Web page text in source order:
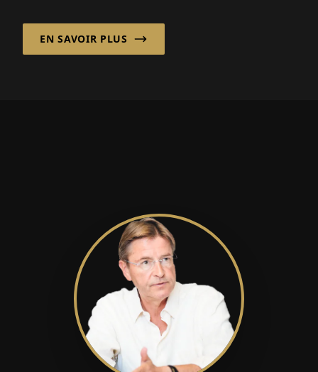
de semi-conducteurs...
EN SAVOIR PLUS